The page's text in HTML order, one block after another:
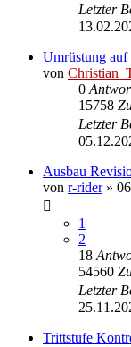
Letzter
Umrüstung auf
von
0
15758
Letzter
Ausbau
von r-rider»
1
2
18
54560
Letzter
Trittstufe